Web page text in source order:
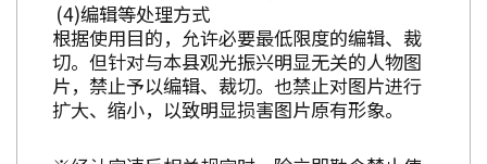
编辑等处理方式
根据使用目的，允许必要最低限度的编辑、裁
切。但针对与本县观光振兴明显无关的人物图
片，禁止予以编辑、裁切。也禁止对图片进行
扩大、缩小，以致明显损害图片原有形象。